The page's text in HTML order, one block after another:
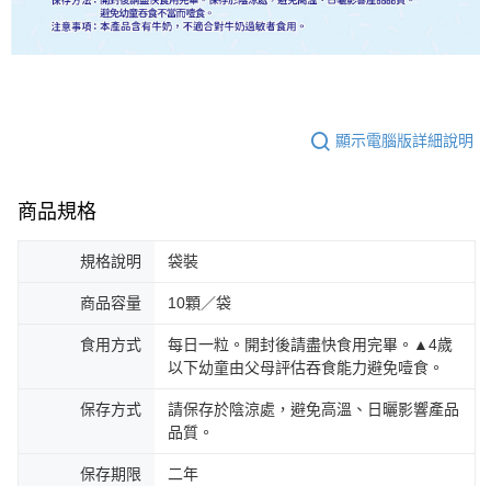
顯示電腦版詳細說明
商品規格
規格說明 袋裝
商品容量 10顆／袋
食用方式
每日一粒。開封後請盡快食用完畢。▲4歲
以下幼童由父母評估吞食能力避免噎食。
保存方式
請保存於陰涼處，避免高溫、日曬影響產品
品質。
保存期限 二年